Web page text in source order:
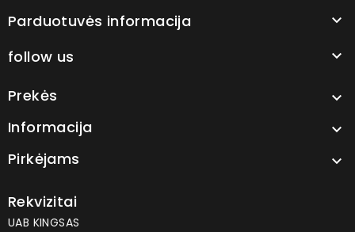
Parduotuvės informacija 
follow us 
Prekės 
Informacija 
Pirkėjams 
Rekvizitai
UAB KINGSAS